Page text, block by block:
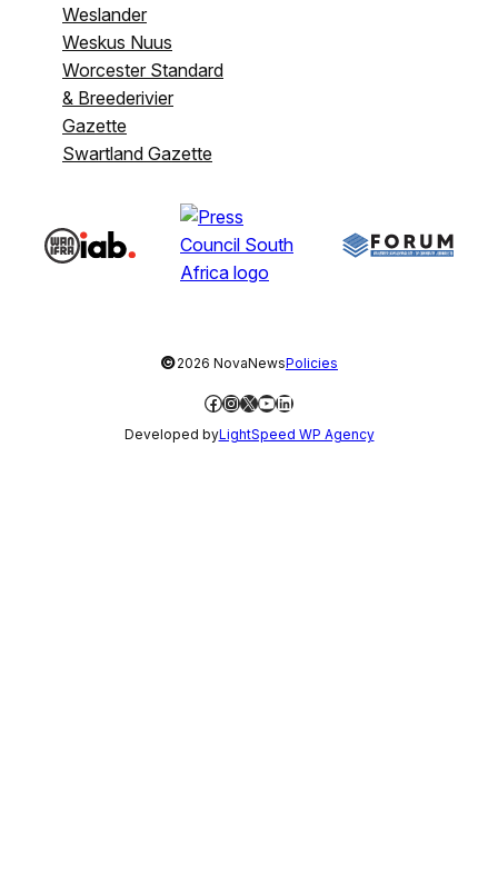
Weslander
Weskus Nuus
Worcester Standard
& Breederivier
Gazette
Swartland Gazette
©2026 NovaNewsPolicies
Facebook
Instagram
X YouTube
LinkedIn
Developed byLightSpeed WP Agency